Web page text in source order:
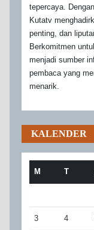
tepercaya.
Kutatv
penting, dan
Berkomitmen
menjadi sumber
pembaca yang
menarik.
KALENDER
M T
3 4